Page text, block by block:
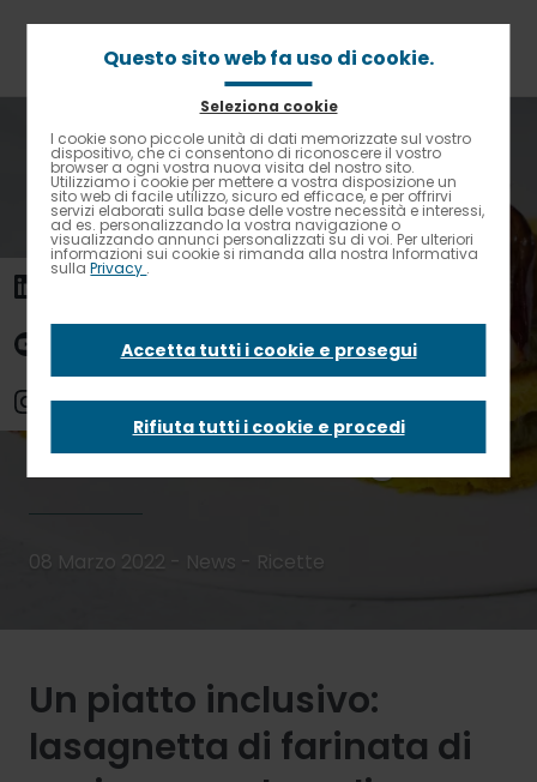
Contrasto elevato
Briciole
pane
Home
News
Un piatto inclusivo: lasagnetta di farinata di ceci con
verdure di stagione
Un piatto inclusivo:
lasagnetta di
farinata di ceci con
verdure di stagione
08 Marzo 2022 - News - Ricette
Un piatto inclusivo:
lasagnetta di farinata di
Questo sito web fa uso di cookie.
Seleziona cookie
I cookie sono piccole unità di dati memorizzate sul vostro
dispositivo, che ci consentono di riconoscere il vostro
browser a ogni vostra nuova visita del nostro sito.
Utilizziamo i cookie per mettere a vostra disposizione un
sito web di facile utilizzo, sicuro ed efficace, e per offrirvi
servizi elaborati sulla base delle vostre necessità e interessi,
ad es. personalizzando la vostra navigazione o
visualizzando annunci personalizzati su di voi. Per ulteriori
informazioni sui cookie si rimanda alla nostra Informativa
sullaPrivacy .
Accetta tutti i cookie e prosegui
Rifiuta tutti i cookie e procedi